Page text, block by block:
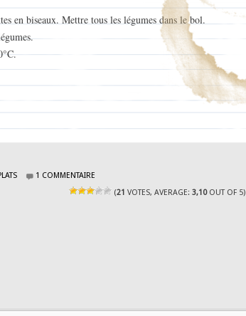
en biseaux. Mettre tous les légumes dans le bol.
1 COMMENTAIRE
(21 VOTES, AVERAGE: 3,10OUT OF 5)